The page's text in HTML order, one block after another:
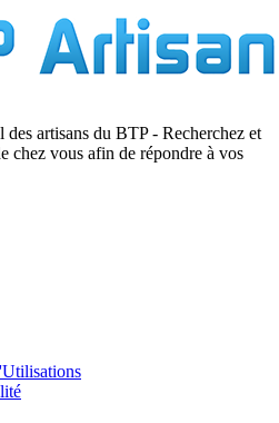
des artisans du BTP - Recherchez et
chez vous afin de répondre à vos